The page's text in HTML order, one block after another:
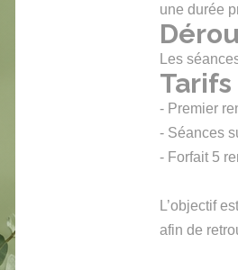
une durée
Les
Tarifs
- Premier
- Séances
- Forfait 5
L’objectif
afin de